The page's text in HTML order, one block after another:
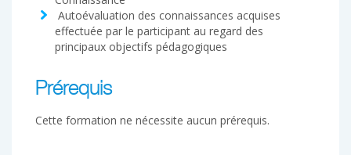
Autoévaluation des connaissances acquises
effectuée par le participant au regard des
principaux objectifs pédagogiques
Prérequis
Cette formation ne nécessite aucun prérequis.